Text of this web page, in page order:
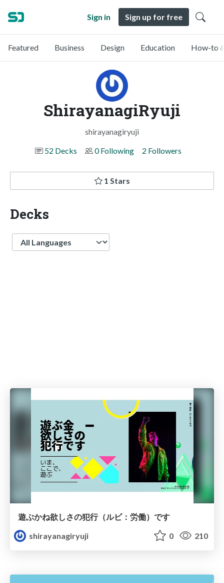
Sign in Sign up for free
Featured Business Design Education How-to
ShirayanagiRyuji
shirayanagiryuji
52 Decks
0 Following 2 Followers
1 Stars
Decks
Language
遊ぶかね欲しさの犯行（ルビ：労働）です
shirayanagiryuji
0 210